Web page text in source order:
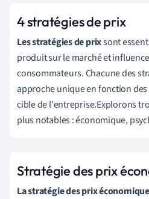
4 stratégies de prix
Les stratégies de prixsont
produit sur le marché et
consommateurs. Chacune des
approche unique en fonction
cible de l'entreprise.Explorons
plus notables : économique,
Stratégie des prix
La stratégie des prix économique